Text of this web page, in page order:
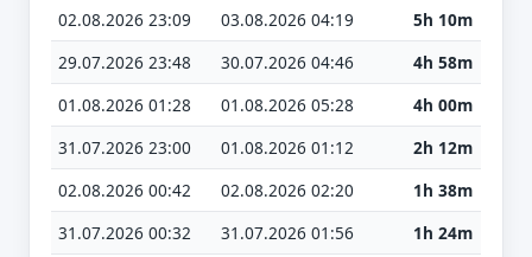
02.08.2026 23:09 03.08.2026 04:19
5h 10m
29.07.2026 23:48
30.07.2026 04:46
4h 58m
01.08.2026 01:28
01.08.2026 05:28
4h 00m
31.07.2026 23:00
01.08.2026 01:12
2h 12m
02.08.2026 00:42
02.08.2026 02:20
1h 38m
31.07.2026 00:32
31.07.2026 01:56
1h 24m
Ne moraš upisati e-mail — prijedlog možeš poslati i anonimno.
Odustani Pošalji